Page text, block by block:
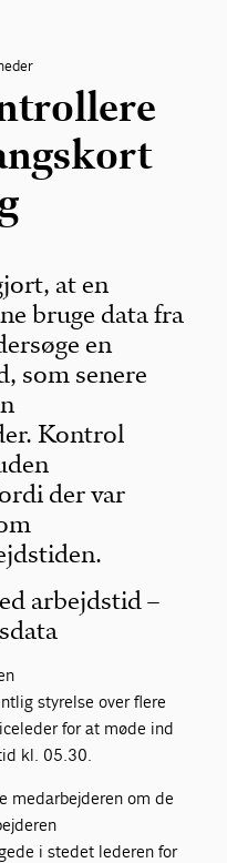
at en
bruge data fra
en
som senere
Kontrol
der var
arbejdstid –
styrelse over flere
for at møde ind
kl. 05.30.
medarbejderen om de
i stedet lederen for